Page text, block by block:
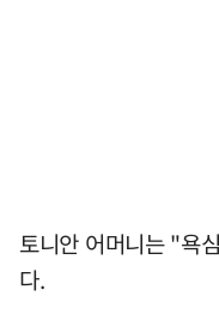
토니안 어머니는 "욕
다.